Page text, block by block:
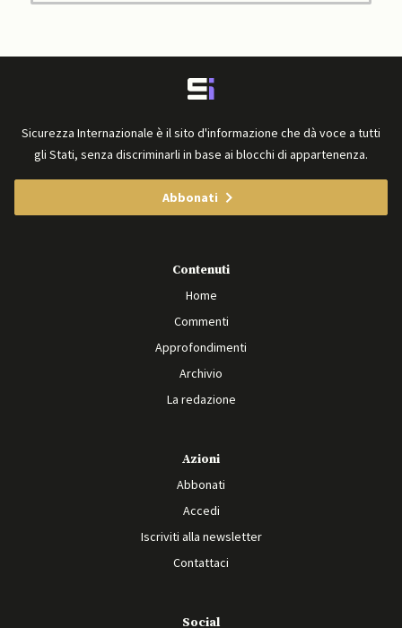
Sicurezza Internazionale è il sito d'informazione che dà voce a tutti
gli Stati, senza discriminarli in base ai blocchi di appartenenza.
Abbonati
Contenuti
Home
Commenti
Approfondimenti
Archivio
La redazione
Azioni
Abbonati
Accedi
Iscriviti alla newsletter
Contattaci
Social